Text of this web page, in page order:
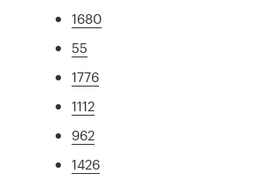
1680
55
1776
1112
962
1426